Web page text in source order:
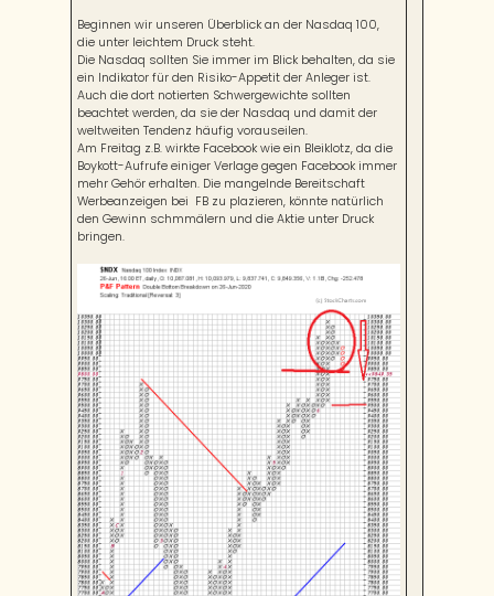
Beginnen wir unseren Überblick an der Nasdaq 100,
die unter leichtem Druck steht.
Die Nasdaq sollten Sie immer im Blick behalten, da sie
ein Indikator für den Risiko-Appetit der Anleger ist.
Auch die dort notierten Schwergewichte sollten
beachtet werden, da sie der Nasdaq und damit der
weltweiten Tendenz häufig vorauseilen.
Am Freitag z.B. wirkte Facebook wie ein Bleiklotz, da die
Boykott-Aufrufe einiger Verlage gegen Facebook immer
mehr Gehör erhalten. Die mangelnde Bereitschaft
Werbeanzeigen bei FB zu plazieren, könnte natürlich
den Gewinn schmmälern und die Aktie unter Druck
bringen.